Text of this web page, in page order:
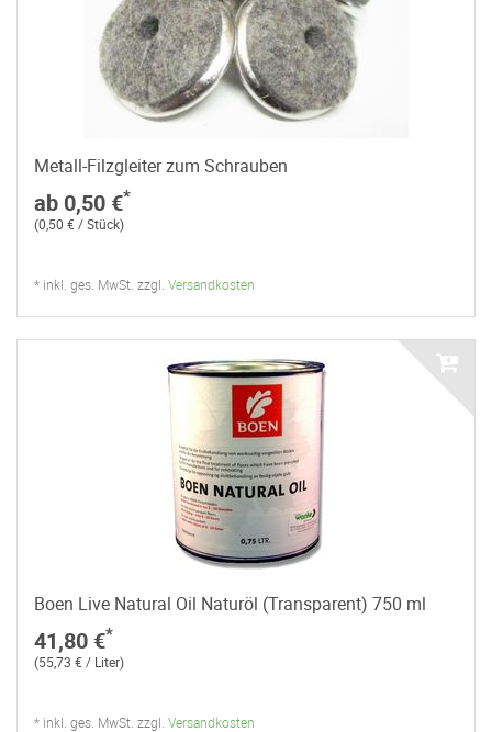
Metall-Filzgleiter zum Schrauben
ab 0,50 €*
(0,50 € / Stück)
* inkl. ges. MwSt. zzgl. Versandkosten
Boen Live Natural Oil Naturöl (Transparent) 750 ml
41,80 €*
(55,73 € / Liter)
* inkl. ges. MwSt. zzgl. Versandkosten